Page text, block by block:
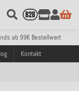
ab 99€ Bestellwert
Bestellungen
ab 99€ Bestellwert
Bestellungen
Amazon Pay
ab 99€ Bestellwert
Kontakt